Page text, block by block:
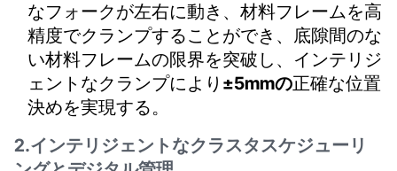
なフォークが左右に動き、材料フレームを高
精度でクランプすることができ、底隙間のな
い材料フレームの限界を突破し、インテリジ
ェントなクランプにより ±5mmの正確な位置
決めを実現する。
2.インテリジェントなクラスタスケジューリ